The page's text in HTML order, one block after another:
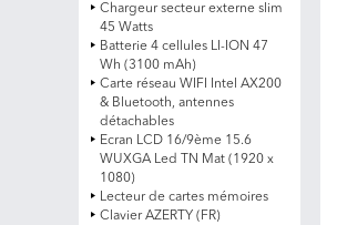
Chargeur secteur externe slim
45 Watts
Batterie 4 cellules LI-ION 47
Wh (3100 mAh)
Carte réseau WIFI Intel AX200
& Bluetooth, antennes
détachables
Ecran LCD 16/9ème 15.6
WUXGA Led TN Mat (1920 x
1080)
Lecteur de cartes mémoires
Clavier AZERTY (FR)